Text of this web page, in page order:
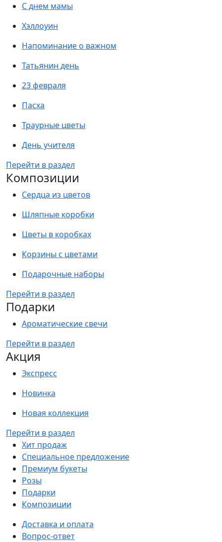
С днем мамы
Хэллоуин
Напоминание о важном
Татьянин день
23 февраля
Пасха
Траурные цветы
День учителя
Перейти в раздел
Композиции
Сердца из цветов
Шляпные коробки
Цветы в коробках
Корзины с цветами
Подарочные наборы
Перейти в раздел
Подарки
Ароматические свечи
Перейти в раздел
Акция
Экспресс
Новинка
Новая коллекция
Перейти в раздел
Хит продаж
Специальное предложение
Премиум букеты
Розы
Подарки
Композиции
Доставка и оплата
Вопрос-ответ